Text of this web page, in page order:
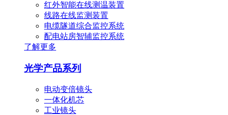
红外智能在线测温装置
线路在线监测装置
电缆隧道综合监控系统
配电站房智辅监控系统
了解更多
光学产品系列
电动变倍镜头
一体化机芯
工业镜头